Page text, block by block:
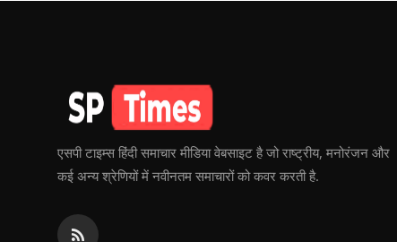
एसपी टाइम्स हिंदी समाचार मीडिया वेबसाइट है जो राष्ट्रीय, मनोरंजन और
कई अन्य श्रेणियों में नवीनतम समाचारों को कवर करती है.